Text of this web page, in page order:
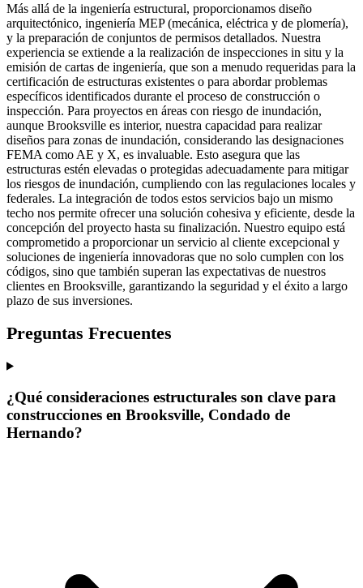
Más allá de la ingeniería estructural, proporcionamos diseño
arquitectónico, ingeniería MEP (mecánica, eléctrica y de plomería),
y la preparación de conjuntos de permisos detallados. Nuestra
experiencia se extiende a la realización de inspecciones in situ y la
emisión de cartas de ingeniería, que son a menudo requeridas para la
certificación de estructuras existentes o para abordar problemas
específicos identificados durante el proceso de construcción o
inspección. Para proyectos en áreas con riesgo de inundación,
aunque Brooksville es interior, nuestra capacidad para realizar
diseños para zonas de inundación, considerando las designaciones
FEMA como AE y X, es invaluable. Esto asegura que las
estructuras estén elevadas o protegidas adecuadamente para mitigar
los riesgos de inundación, cumpliendo con las regulaciones locales y
federales. La integración de todos estos servicios bajo un mismo
techo nos permite ofrecer una solución cohesiva y eficiente, desde la
concepción del proyecto hasta su finalización. Nuestro equipo está
comprometido a proporcionar un servicio al cliente excepcional y
soluciones de ingeniería innovadoras que no solo cumplen con los
códigos, sino que también superan las expectativas de nuestros
clientes en Brooksville, garantizando la seguridad y el éxito a largo
plazo de sus inversiones.
Preguntas Frecuentes
¿Qué consideraciones estructurales son clave para
construcciones en Brooksville, Condado de
Hernando?